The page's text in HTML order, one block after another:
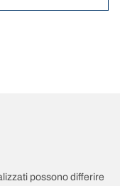
possono differire